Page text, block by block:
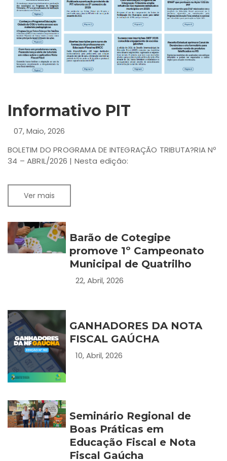
Informativo PIT
07, Maio, 2026
BOLETIM DO PROGRAMA DE INTEGRAÇÃO TRIBUTA?RIA Nº
34 – ABRIL/2026 | Nesta edição:
Ver mais
Barão de Cotegipe
promove 1º Campeonato
Municipal de Quatrilho
22, Abril, 2026
GANHADORES DA NOTA
FISCAL GAÚCHA
10, Abril, 2026
Seminário Regional de
Boas Práticas em
Educação Fiscal e Nota
Fiscal Gaúcha